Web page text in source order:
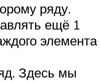
ряду.
ещё 1
элемента
Здесь мы